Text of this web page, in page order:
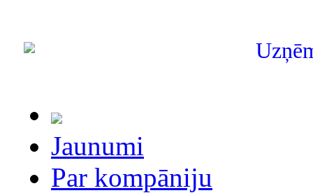
Jaunumi
Par kompāniju